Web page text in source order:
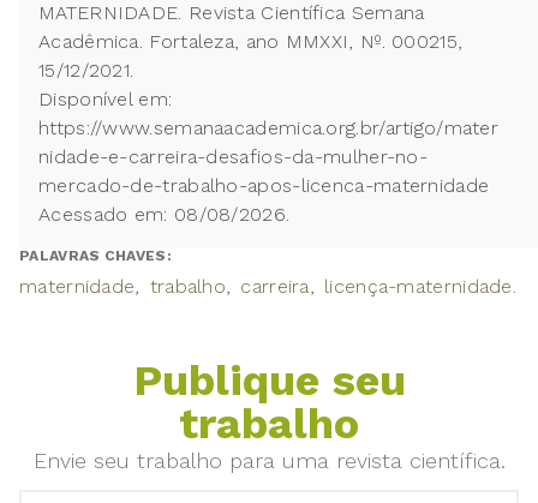
MATERNIDADE. Revista Científica Semana
Acadêmica. Fortaleza, ano MMXXI, Nº. 000215,
15/12/2021.
Disponível em:
https://www.semanaacademica.org.br/artigo/mater
nidade-e-carreira-desafios-da-mulher-no-
mercado-de-trabalho-apos-licenca-maternidade
Acessado em: 08/08/2026.
PALAVRAS CHAVES:
maternidade trabalho carreira licença-maternidade.
Publique seu
trabalho
Envie seu trabalho para uma revista científica.